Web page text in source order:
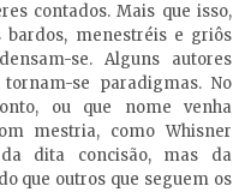
contados. Mais que isso,
bardos, menestréis e griôs
se. Alguns autores
se paradigmas. No
ou que nome venha
mestria, como Whisner
dita concisão, mas da
que outros que seguem os